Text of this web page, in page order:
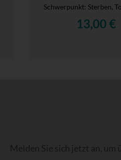
Schwerpunkt: Sterben,
13,00 €
Melden Sie sich jetzt an,